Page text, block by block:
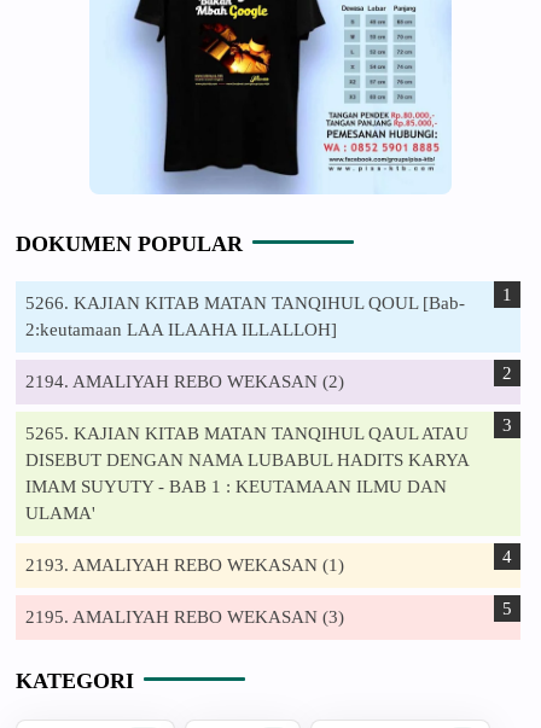
DOKUMEN POPULAR
5266. KAJIAN KITAB MATAN TANQIHUL QOUL [Bab-
2:keutamaan LAA ILAAHA ILLALLOH]
2194. AMALIYAH REBO WEKASAN (2)
5265. KAJIAN KITAB MATAN TANQIHUL QAUL ATAU
DISEBUT DENGAN NAMA LUBABUL HADITS KARYA
IMAM SUYUTY - BAB 1 : KEUTAMAAN ILMU DAN
ULAMA'
2193. AMALIYAH REBO WEKASAN (1)
2195. AMALIYAH REBO WEKASAN (3)
KATEGORI